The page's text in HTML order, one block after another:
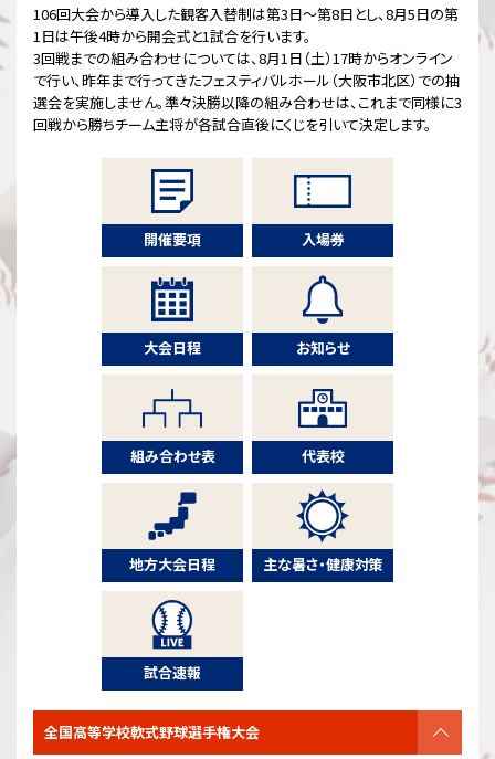
106回大会から導入した観客入替制は第3日～第8日とし、8月5日の第
1日は午後4時から開会式と1試合を行います。
3回戦までの組み合わせについては、8月1日（土）17時からオンライン
で行い、昨年まで行ってきたフェスティバルホール（大阪市北区）での抽
選会を実施しません。準々決勝以降の組み合わせは、これまで同様に3
回戦から勝ちチーム主将が各試合直後にくじを引いて決定します。
開催要項 入場券
大会日程 お知らせ
組み合わせ表 代表校
地方大会日程 主な暑さ・健康対策
試合速報
全国高等学校軟式野球選手権大会